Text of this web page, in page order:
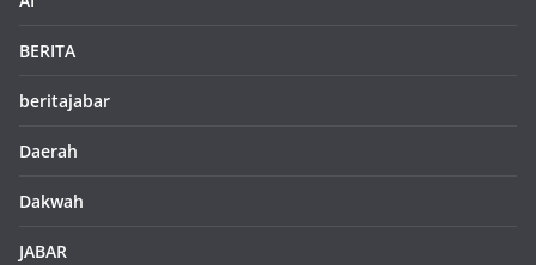
BERITA
beritajabar
Daerah
Dakwah
JABAR